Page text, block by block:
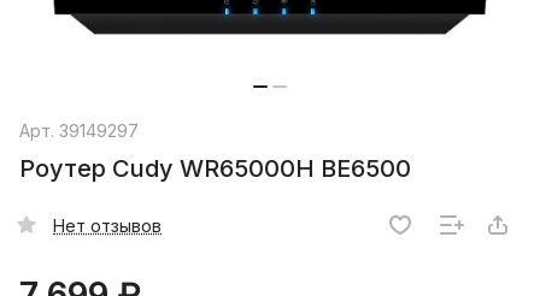
Арт. 39149297
Роутер Cudy WR65000H BE6500
Нет отзывов